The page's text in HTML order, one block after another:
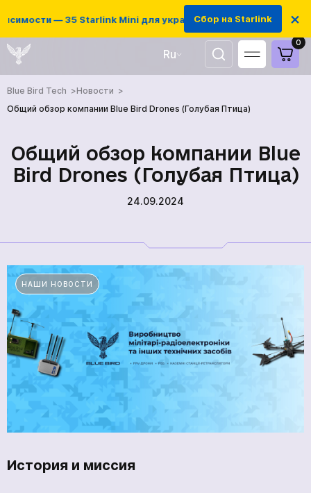
— 35 Starlink Mini для украинских защитников
Сбор на Starlink ×
Ru
UA
0
ГЛАВНАЯ
ПРОДУКЦИЯ
УСЛУГИ
НОВОСТИ
КОМПАНИИ
ВАКАНСИИ
Blue Bird Tech
Новости
Общий обзор компании Blue Bird Drones (Голубая Птица)
Общий обзор компании Blue
Bird Drones (Голубая Птица)
24.09.2024
НАШИ НОВОСТИ
История и миссия